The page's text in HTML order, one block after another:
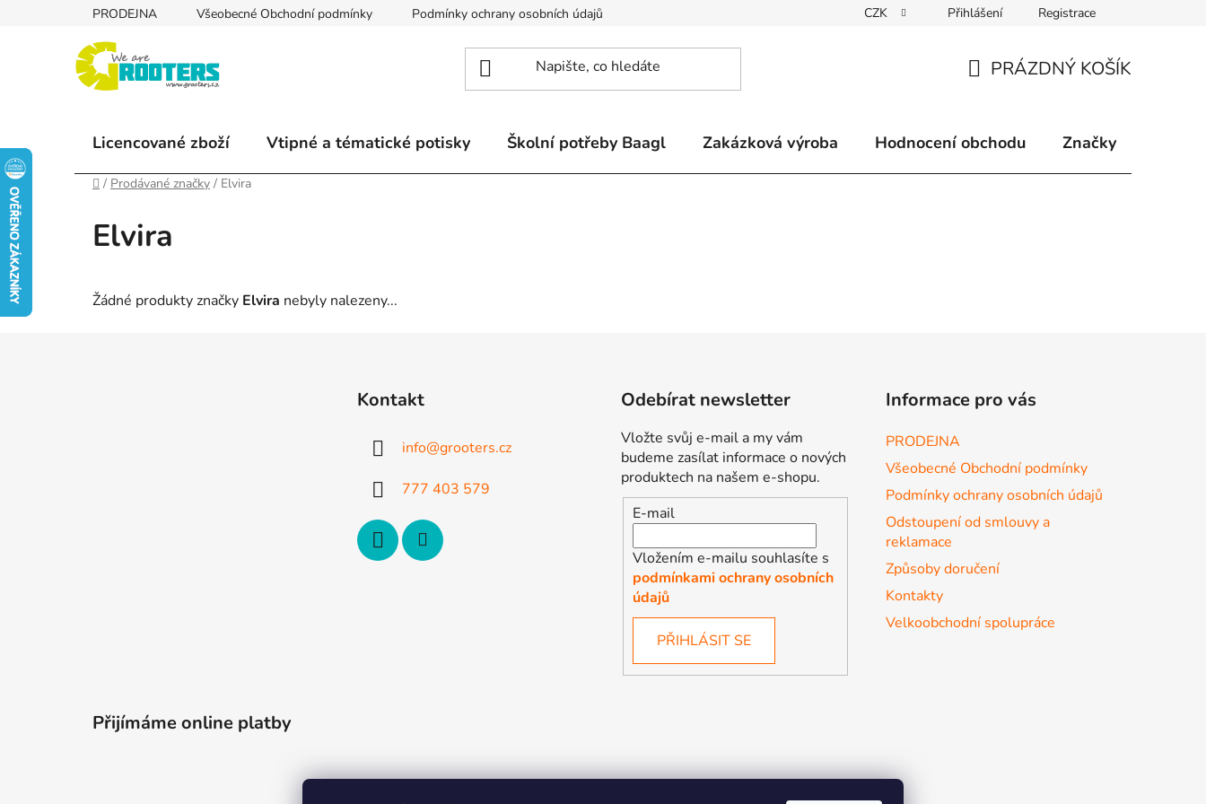
PRODEJNA Všeobecné Obchodní podmínky Podmínky ochrany osobních údajů Způsoby doručení Kontakty
CZK Přihlášení Registrace
KOŠÍK
PRÁZDNÝ KOŠÍK
Licencované zboží Vtipné a tématické potisky Školní potřeby Baagl Zakázková výroba Hodnocení obchodu Značky
Domů
/ Prodávané značky / Elvira
Elvira
Žádné produkty značky Elvira nebyly nalezeny...
Kontakt
info@grooters.cz
777 403 579
Odebírat newsletter
Vložte svůj e-mail a my vám
budeme zasílat informace o nových
produktech na našem e-shopu.
E-mail
Vložením e-mailu souhlasíte s
podmínkami ochrany osobních
údajů
PŘIHLÁSIT SE
Informace pro vás
PRODEJNA
Všeobecné Obchodní podmínky
Podmínky ochrany osobních údajů
Odstoupení od smlouvy a
reklamace
Způsoby doručení
Kontakty
Velkoobchodní spolupráce
Přijímáme online platby